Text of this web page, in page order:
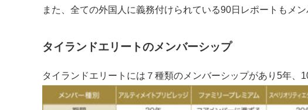
また、全ての外国人に義務付けられている90日レポートもメン
タイランドエリートのメンバーシップ
タイランドエリートには７種類のメンバーシップがあり5年、